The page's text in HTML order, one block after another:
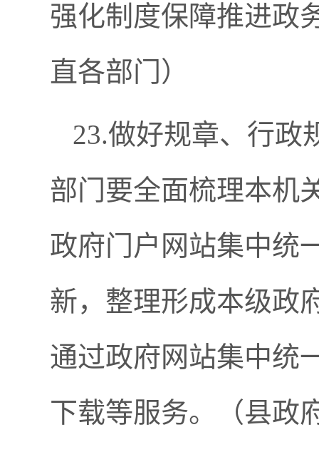
强化制度保障推进政
直各部门）
23.做好规章、行政
部门要全面梳理本机
政府门户网站集中统
新，整理形成本级政
通过政府网站集中统
下载等服务。（县政